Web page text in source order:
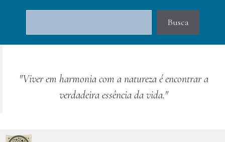
conteúdo
Busca
"Viver em harmonia com a natureza é encontrar a
verdadeira essência da vida."